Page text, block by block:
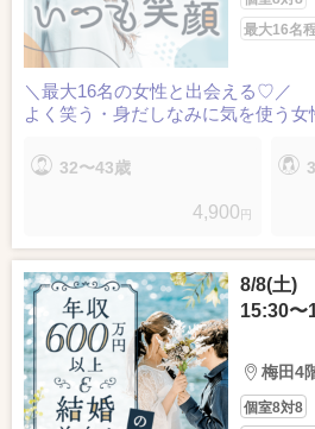
最大16名
＼最大16名の女性と出会える♡／
よく笑う・身だしなみに気を使う女
32〜43歳
4,900 円
8/8(土)
15:30〜
梅田4
個室8対8